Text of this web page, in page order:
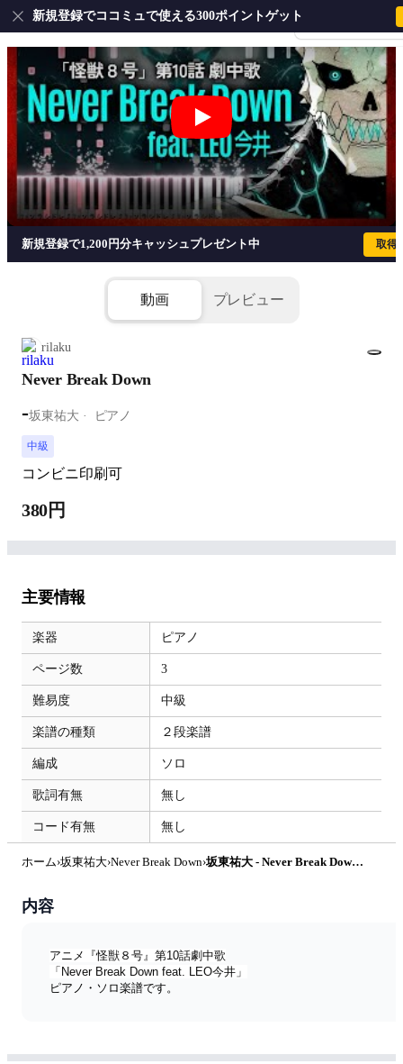
会員登録・ログイ
新規登録でココミュで使える300ポイントゲット
Never Break Down - 坂東祐大
新規登録で1,200円分キャッシュプレゼント中 取得
動画 プレビュー
rilaku
Never Break Down
-坂東祐大 ピアノ
中級
コンビニ印刷可
380円
主要情報
楽器 ピアノ
ページ数 3
難易度 中級
楽譜の種類 ２段楽譜
編成 ソロ
歌詞有無 無し
コード有無 無し
ホーム›坂東祐大›Never Break Down› 坂東祐大 - Never Break Down by rilaku
内容
アニメ『怪獣８号』第10話劇中歌
「Never Break Down feat. LEO今井」
ピアノ・ソロ楽譜です。